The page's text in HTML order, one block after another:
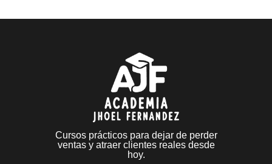
Cursos prácticos para dejar de perder
ventas y atraer clientes reales desde
hoy.